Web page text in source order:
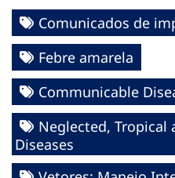
Comunicados de
Febre amarela
Communicable
Neglected, Tropical
Diseases